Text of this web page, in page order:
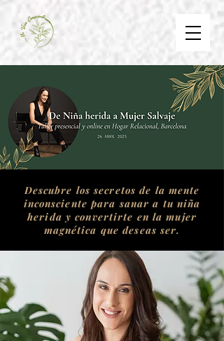
Descubre los secretos de la mente
inconsciente para sanar a tu niña
herida y convertirte en la mujer
magnética que deseas ser.